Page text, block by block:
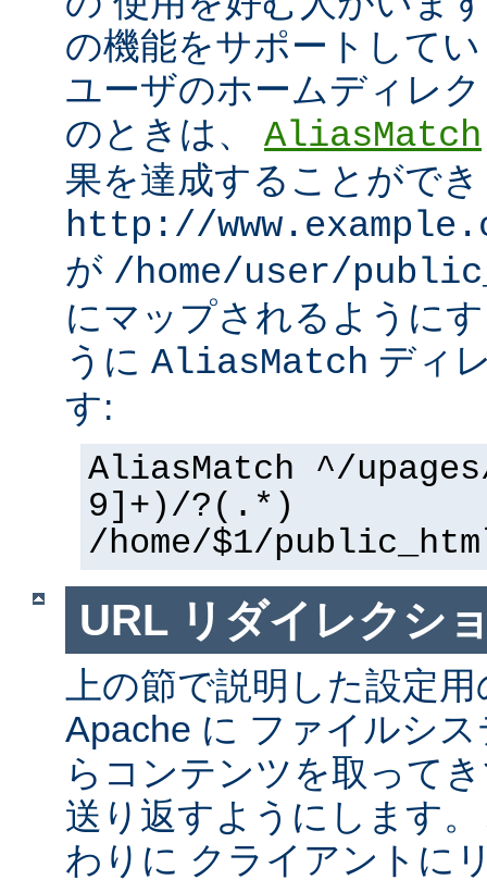
の機能をサポートして
ユーザのホームディレ
のときは、 AliasMatch
果を達成することがで
http://
が /home/user/
にマップされるように
うに AliasMatch ディ
す:
AliasMatch ^/
9]+)/?(.*)
/home/$1/
URL リダイレクシ
上の節で説明した設定
Apache に ファイルシ
らコンテンツを取って
送り返すようにします
わりに クライアントに